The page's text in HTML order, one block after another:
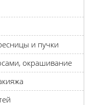
и пучки
окрашивание